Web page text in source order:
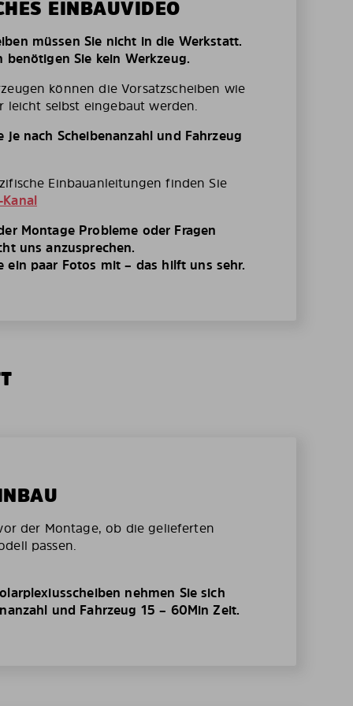
EINBAUVIDEO
müssen Sie nicht in die Werkstatt.
benötigen Sie kein Werkzeug.
können die Vorsatzscheiben wie
leicht selbst eingebaut werden.
je nach Scheibenanzahl und Fahrzeug
Einbauanleitungen finden Sie
Kanal
Montage Probleme oder Fragen
uns anzusprechen.
ein paar Fotos mit – das hilft uns sehr.
der Montage, ob die gelieferten
passen.
nehmen Sie sich
und Fahrzeug 15 – 60Min Zeit.